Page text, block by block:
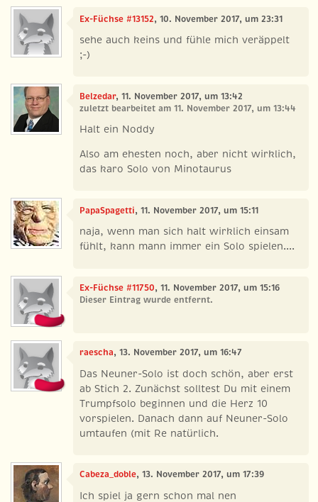
Ex-Füchse #13152, 10. November 2017, um 23:31
sehe auch keins und fühle mich veräppelt
;-)
Belzedar, 11. November 2017, um 13:42
zuletzt bearbeitet am 11. November 2017, um 13:44
Halt ein Noddy
Also am ehesten noch, aber nicht wirklich,
das karo Solo von Minotaurus
PapaSpagetti, 11. November 2017, um 15:11
naja, wenn man sich halt wirklich einsam
fühlt, kann mann immer ein Solo spielen....
Ex-Füchse #11750, 11. November 2017, um 15:16
Dieser Eintrag wurde entfernt.
raescha, 13. November 2017, um 16:47
Das Neuner-Solo ist doch schön, aber erst
ab Stich 2. Zunächst solltest Du mit einem
Trumpfsolo beginnen und die Herz 10
vorspielen. Danach dann auf Neuner-Solo
umtaufen (mit Re natürlich.
Cabeza_doble, 13. November 2017, um 17:39
Ich spiel ja gern schon mal nen